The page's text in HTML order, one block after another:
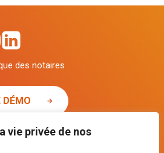
vie privée de nos
des notaires
DÉMO